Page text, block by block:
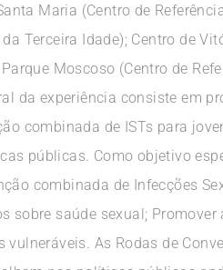
Maria (Centro de
Terceira Idade); Centro de
Moscoso (Centro de
da experiência consiste em
combinada de ISTs para
públicas. Como objetivo
combinada de Infecções
sobre saúde sexual;
As Rodas de